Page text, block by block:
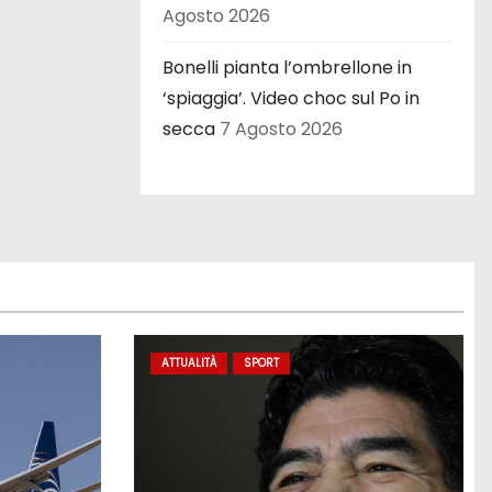
Agosto 2026
Bonelli pianta l’ombrellone in
‘spiaggia’. Video choc sul Po in
secca 7 Agosto 2026
ATTUALITÀ SPORT